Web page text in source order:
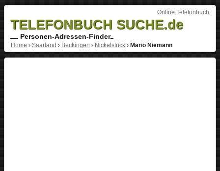
Online Telefonbuch
TELEFONBUCH SUCHE.de
Personen-Adressen-Finder
Home › Saarland › Beckingen › Nickelstück› Mario Niemann